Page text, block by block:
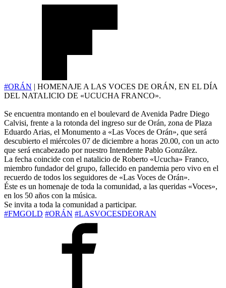
#ORÁN | HOMENAJE A LAS VOCES DE ORÁN, EN EL DÍA
DEL NATALICIO DE «UCUCHA FRANCO».
Se encuentra montando en el boulevard de Avenida Padre Diego
Calvisi, frente a la rotonda del ingreso sur de Orán, zona de Plaza
Eduardo Arias, el Monumento a «Las Voces de Orán», que será
descubierto el miércoles 07 de diciembre a horas 20.00, con un acto
que será encabezado por nuestro Intendente Pablo González.
La fecha coincide con el natalicio de Roberto «Ucucha» Franco,
miembro fundador del grupo, fallecido en pandemia pero vivo en el
recuerdo de todos los seguidores de «Las Voces de Orán».
Éste es un homenaje de toda la comunidad, a las queridas «Voces»,
en los 50 años con la música.
Se invita a toda la comunidad a participar.
#FMGOLD #ORÁN #LASVOCESDEORAN